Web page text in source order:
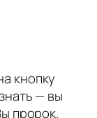
кнопку
— вы
пророк.